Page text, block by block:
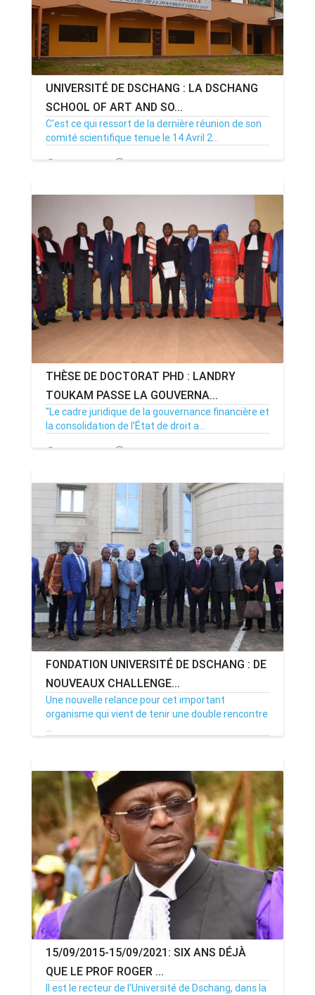
UNIVERSITÉ DE DSCHANG : LA DSCHANG
SCHOOL OF ART AND SO...
C'est ce qui ressort de la dernière réunion de son
comité scientifique tenue le 14 Avril 2...
07/05/22 Par MenouActu 0
THÈSE DE DOCTORAT PHD : LANDRY
TOUKAM PASSE LA GOUVERNA...
''Le cadre juridique de la gouvernance financière et
la consolidation de l'État de droit a...
19/01/22 Par MenouActu 0
FONDATION UNIVERSITÉ DE DSCHANG : DE
NOUVEAUX CHALLENGE...
Une nouvelle relance pour cet important
organisme qui vient de tenir une double rencontre
...
15/09/2015-15/09/2021: SIX ANS DÉJÀ
QUE LE PROF ROGER ...
Il est le recteur de l'Université de Dschang, dans la